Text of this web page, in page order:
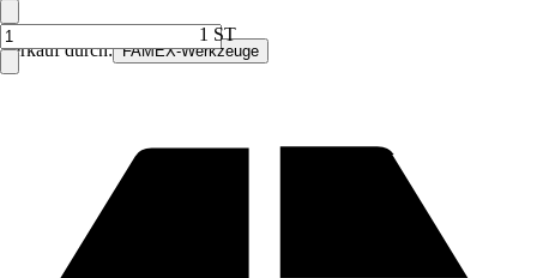
Verkauf durch: FAMEX-Werkzeuge
1 ST